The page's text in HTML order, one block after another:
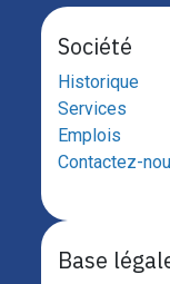
Société
Historique
Services
Emplois
Contactez-
Base